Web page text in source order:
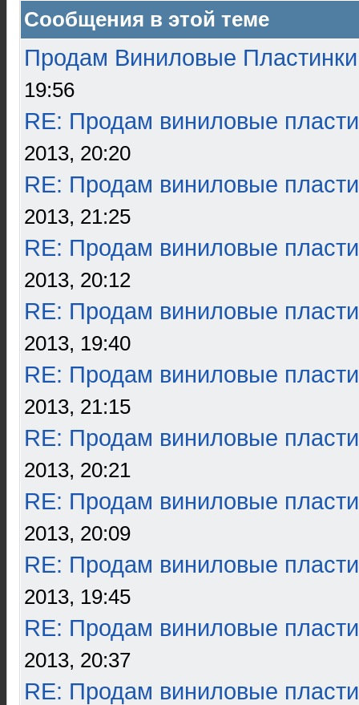
Сообщения в этой теме
Продам Виниловые Пластинки
19:56
RE: Продам виниловые
2013, 20:20
RE: Продам виниловые
2013, 21:25
RE: Продам виниловые
2013, 20:12
RE: Продам виниловые
2013, 19:40
RE: Продам виниловые
2013, 21:15
RE: Продам виниловые
2013, 20:21
RE: Продам виниловые
2013, 20:09
RE: Продам виниловые
2013, 19:45
RE: Продам виниловые
2013, 20:37
RE: Продам виниловые